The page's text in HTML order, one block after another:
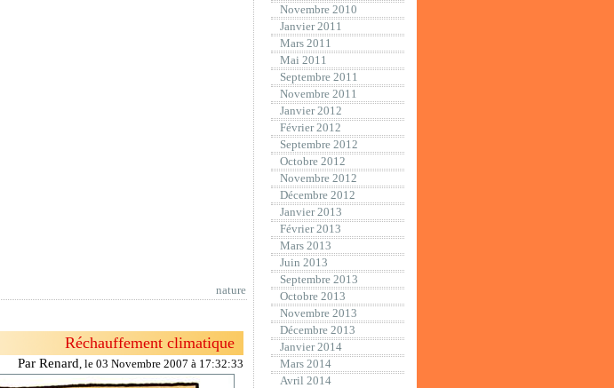
nature
Réchauffement climatique
Par Renard le 03 Novembre 2007 à 17:32:33
Novembre 2010
Janvier 2011
Mars 2011
Mai 2011
Septembre 2011
Novembre 2011
Janvier 2012
Février 2012
Septembre 2012
Octobre 2012
Novembre 2012
Décembre 2012
Janvier 2013
Février 2013
Mars 2013
Juin 2013
Septembre 2013
Octobre 2013
Novembre 2013
Décembre 2013
Janvier 2014
Mars 2014
Avril 2014